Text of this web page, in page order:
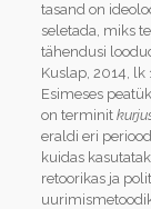
tasand on
seletada, miks
tähendusi
Kuslap, 2014, lk
Esimeses
on terminit
eraldi eri
kuidas
retoorikas ja